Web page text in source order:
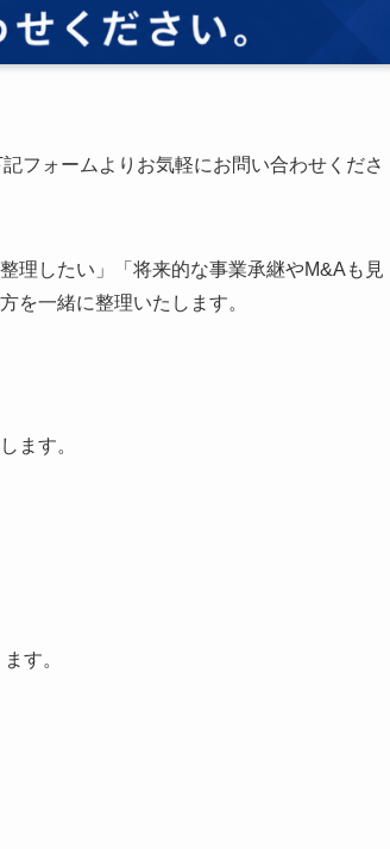
フォームよりお気軽にお問い合わせくださ
理したい」「将来的な事業承継やM&Aも見
を一緒に整理いたします。
ます。
す。